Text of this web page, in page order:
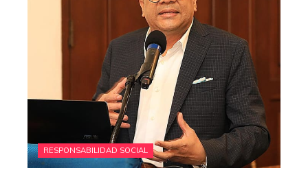
RESPONSABILIDAD SOCIAL